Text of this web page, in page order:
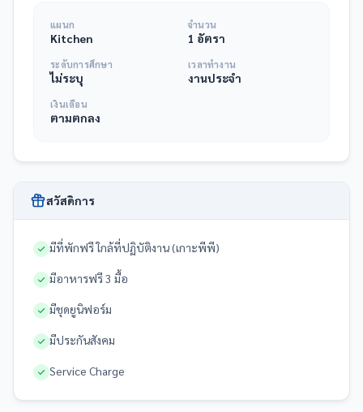
แผนก
Kitchen
จำนวน
1 อัตรา
ระดับการศึกษา
ไม่ระบุ
เวลาทำงาน
งานประจำ
เงินเดือน
ตามตกลง
สวัสดิการ
มีที่พักฟรี ใกล้ที่ปฏิบัติงาน (เกาะพีพี)
มีอาหารฟรี 3 มื้อ
มีชุดยูนิฟอร์ม
มีประกันสังคม
Service Charge